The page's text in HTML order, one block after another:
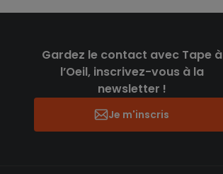
Gardez le contact avec Tape à
l’Oeil, inscrivez-vous à la
newsletter !
Je m'inscris